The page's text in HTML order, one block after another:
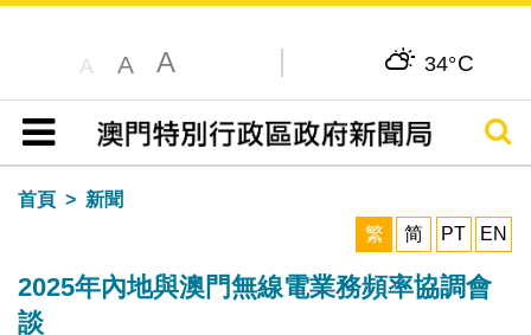
A A A 34°C
目錄
搜尋
首頁
新聞
繁
简 PT EN
2025年內地與澳門無線電業務頻率協調會
談